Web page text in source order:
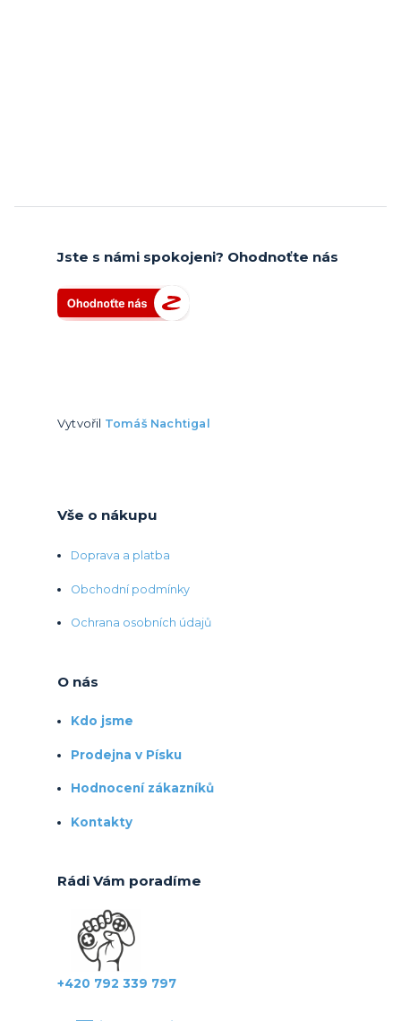
Jste s námi spokojeni? Ohodnoťte nás
Vytvořil Tomáš Nachtigal
Vše o nákupu
Doprava a platba
Obchodní podmínky
Ochrana osobních údajů
O nás
Kdo jsme
Prodejna v Písku
Hodnocení zákazníků
Kontakty
Rádi Vám poradíme
+420 792 339 797